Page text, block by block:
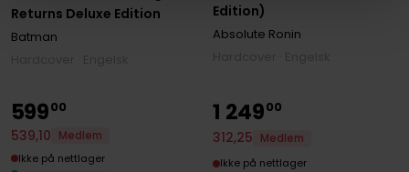
Returns Deluxe Edition
Batman
Edition)
Absolute Ronin
59900
539,10
Medlem
Ikke på nettlager
1 24900
312,25
Medlem
Ikke på nettlager